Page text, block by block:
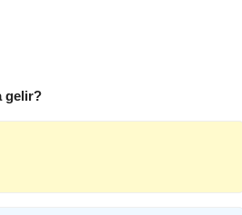
gelir?